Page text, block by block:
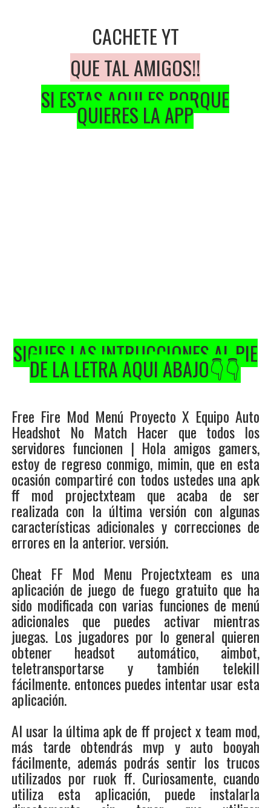
CACHETE YT
QUE TAL AMIGOS!!
SI ESTAS AQUI ES PORQUE
QUIERES LA APP
SIGUES LAS INTRUCCIONES AL PIE
DE LA LETRA AQUI ABAJO👇👇
Free Fire Mod Menú Proyecto X Equipo Auto
Headshot No Match Hacer que todos los
servidores funcionen | Hola amigos gamers,
estoy de regreso conmigo, mimin, que en esta
ocasión compartiré con todos ustedes una apk
ff mod projectxteam que acaba de ser
realizada con la última versión con algunas
características adicionales y correcciones de
errores en la anterior. versión.
Cheat FF Mod Menu Projectxteam es una
aplicación de juego de fuego gratuito que ha
sido modificada con varias funciones de menú
adicionales que puedes activar mientras
juegas. Los jugadores por lo general quieren
obtener headsot automático, aimbot,
teletransportarse y también telekill
fácilmente. entonces puedes intentar usar esta
aplicación.
Al usar la última apk de ff project x team mod,
más tarde obtendrás mvp y auto booyah
fácilmente, además podrás sentir los trucos
utilizados por ruok ff. Curiosamente, cuando
utiliza esta aplicación, puede instalarla